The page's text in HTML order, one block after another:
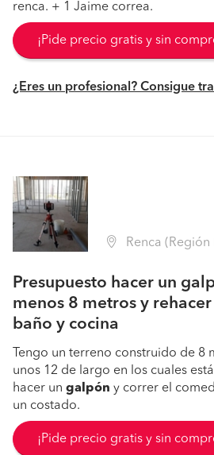
renca. + 1 Jaime correa.
¡Pide precio gratis y sin
¿Eres un profesional? Consigue
Renca (Región
Presupuesto hacer un
menos 8 metros y
baño y cocina
Tengo un terreno construido de 8
unos 12 de largo en los cuales
hacer un galpón y correr el
un costado.
¡Pide precio gratis y sin